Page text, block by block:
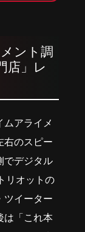
ント調
店」レ
ムアライメ
右のスピー
でデジタル
リオットの
ツイーター
は「これ本